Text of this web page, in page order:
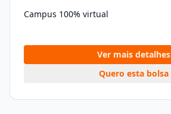
Campus 100% virtual
Ver mais detalhes
Quero esta bolsa